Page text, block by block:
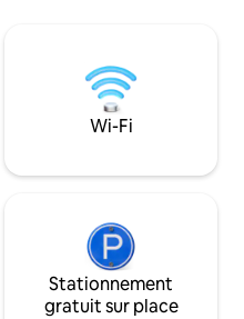
lit (une
être
avec
et
Wi-Fi
Stationnement
gratuit sur place